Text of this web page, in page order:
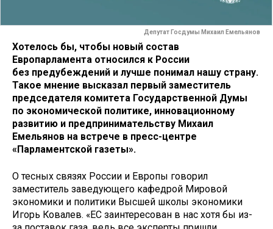
Депутат Госдумы Михаил Емельянов
Хотелось бы, чтобы новый состав
Европарламента относился к России
без предубеждений и лучше понимал нашу страну.
Такое мнение высказал первый заместитель
председателя комитета Государственной Думы
по экономической политике, инновационному
развитию и предпринимательству Михаил
Емельянов на встрече в пресс-центре
«Парламентской газеты».
О тесных связях России и Европы говорил
заместитель заведующего кафедрой Мировой
экономики и политики Высшей школы экономики
Игорь Ковалев. «ЕС заинтересован в нас хотя бы из-